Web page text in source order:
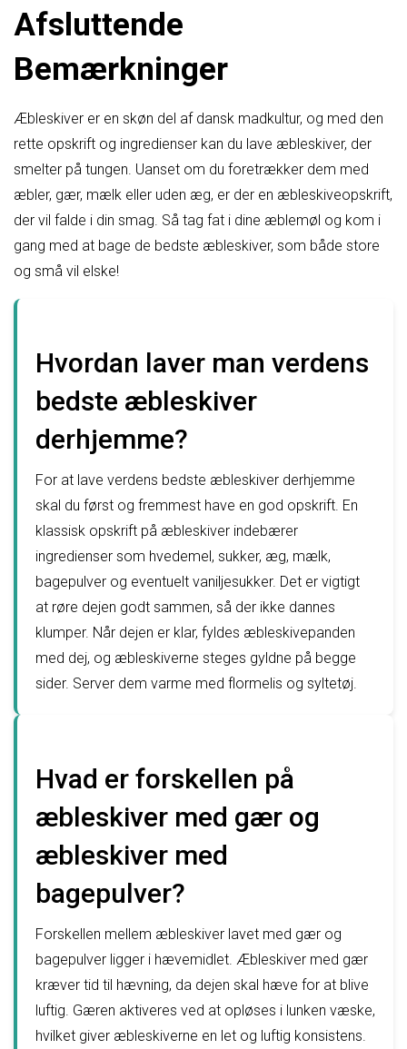
Afsluttende
Bemærkninger
Æbleskiver er en skøn del af dansk madkultur, og med den
rette opskrift og ingredienser kan du lave æbleskiver, der
smelter på tungen. Uanset om du foretrækker dem med
æbler, gær, mælk eller uden æg, er der en æbleskiveopskrift,
der vil falde i din smag. Så tag fat i dine æblemøl og kom i
gang med at bage de bedste æbleskiver, som både store
og små vil elske!
Hvordan laver man verdens
bedste æbleskiver
derhjemme?
For at lave verdens bedste æbleskiver derhjemme
skal du først og fremmest have en god opskrift. En
klassisk opskrift på æbleskiver indebærer
ingredienser som hvedemel, sukker, æg, mælk,
bagepulver og eventuelt vaniljesukker. Det er vigtigt
at røre dejen godt sammen, så der ikke dannes
klumper. Når dejen er klar, fyldes æbleskivepanden
med dej, og æbleskiverne steges gyldne på begge
sider. Server dem varme med flormelis og syltetøj.
Hvad er forskellen på
æbleskiver med gær og
æbleskiver med
bagepulver?
Forskellen mellem æbleskiver lavet med gær og
bagepulver ligger i hævemidlet. Æbleskiver med gær
kræver tid til hævning, da dejen skal hæve for at blive
luftig. Gæren aktiveres ved at opløses i lunken væske,
hvilket giver æbleskiverne en let og luftig konsistens.